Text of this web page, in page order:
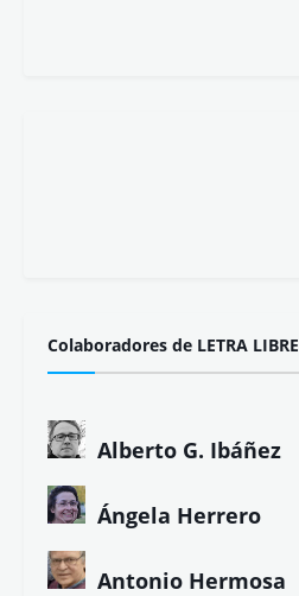
Colaboradores de LETRA LIBRE
Alberto G. Ibáñez
Ángela Herrero
Antonio Hermosa